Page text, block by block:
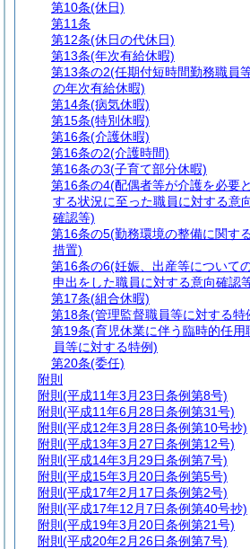
第10条(休日)
第11条
第12条(休日の代休日)
第13条(年次有給休暇)
第13条の2(任期付短時間勤務職員
の年次有給休暇)
第14条(病気休暇)
第15条(特別休暇)
第16条(介護休暇)
第16条の2(介護時間)
第16条の3(子育て部分休暇)
第16条の4(配偶者等が介護を必要と
する状況に至った職員に対する意
確認等)
第16条の5(勤務環境の整備に関す
措置)
第16条の6(妊娠、出産等について
申出をした職員に対する意向確認
第17条(組合休暇)
第18条(管理監督職員等に対する特
第19条(育児休業に伴う臨時的任用
員等に対する特例)
第20条(委任)
附則
附則 (平成11年3月23日条例第8号)
附則 (平成11年6月28日条例第31号)
附則 (平成12年3月28日条例第10号抄)
附則 (平成13年3月27日条例第12号)
附則 (平成14年3月29日条例第7号)
附則 (平成15年3月20日条例第5号)
附則 (平成17年2月17日条例第2号)
附則 (平成17年12月7日条例第40号抄)
附則 (平成19年3月20日条例第21号)
附則 (平成20年2月26日条例第7号)